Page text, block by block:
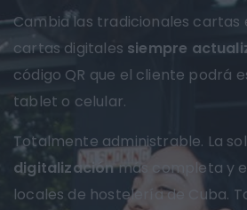
Cambia las tradicionales cartas
cartas digitales siempre
código QR que el cliente podrá
tablet o celular.
Totalmente administrable. La
digitalizaciónmás completa y
locales de hostelería de Cuba.